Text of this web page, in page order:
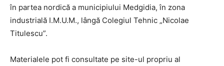
în partea nordică a municipiului Medgidia, în zona
industrială I.M.U.M., lângă Colegiul Tehnic „Nicolae
Titulescu”.
Materialele pot fi consultate pe site-ul propriu al